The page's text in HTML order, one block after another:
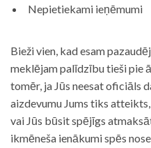
Nepietiekami ieņēmumi
Bieži vien, kad esam
meklējam palīdzību tieši pie
tomēr, ja Jūs neesat oficiāls
aizdevumu Jums tiks
vai Jūs būsit spējīgs
ikmēneša ienākumi spēs